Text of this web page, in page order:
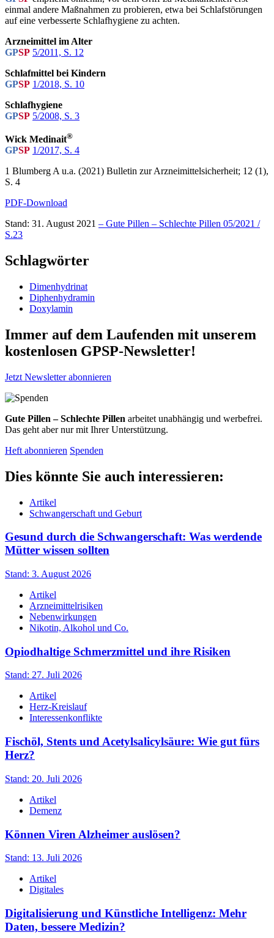
einmal andere Maßnahmen zu probieren, etwa bei Schlafstörungen
auf eine verbesserte Schlafhygiene zu achten.
Arzneimittel im Alter
GPSP 5/2011, S. 12
Schlafmittel bei Kindern
GPSP 1/2018, S. 10
Schlafhygiene
GPSP 5/2008, S. 3
Wick Medinait®
GPSP 1/2017, S. 4
1 Blumberg A u.a. (2021) Bulletin zur Arzneimittelsicherheit; 12 (1),
S. 4
PDF-Download
Stand: 31. August 2021 – Gute Pillen – Schlechte Pillen 05/2021 /
S.23
Schlagwörter
Dimenhydrinat
Diphenhydramin
Doxylamin
Immer auf dem Laufenden mit unserem
kostenlosen GPSP-Newsletter!
Jetzt Newsletter abonnieren
Gute Pillen – Schlechte Pillen arbeitet unabhängig und werbefrei.
Das geht aber nur mit Ihrer Unterstützung.
Heft abonnieren Spenden
Dies könnte Sie auch interessieren:
Artikel
Schwangerschaft und Geburt
Gesund durch die Schwangerschaft: Was werdende
Mütter wissen sollten
Stand: 3. August 2026
Artikel
Arzneimittelrisiken
Nebenwirkungen
Nikotin, Alkohol und Co.
Opiodhaltige Schmerzmittel und ihre Risiken
Stand: 27. Juli 2026
Artikel
Herz-Kreislauf
Interessenkonflikte
Fischöl, Stents und Acetylsalicylsäure: Wie gut fürs
Herz?
Stand: 20. Juli 2026
Artikel
Demenz
Können Viren Alzheimer auslösen?
Stand: 13. Juli 2026
Artikel
Digitales
Digitalisierung und Künstliche Intelligenz: Mehr
Daten, bessere Medizin?